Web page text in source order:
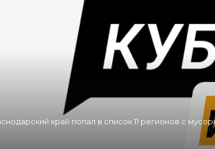
край попал в список 11 регионов с